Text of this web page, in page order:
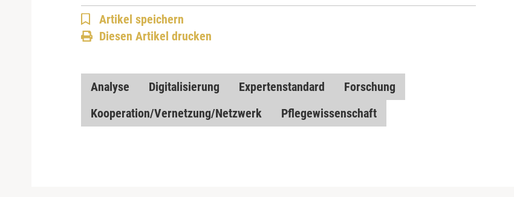
Artikel speichern
Diesen Artikel drucken
Analyse Digitalisierung Expertenstandard
Forschung
Kooperation/Vernetzung/Netzwerk
Pflegewissenschaft